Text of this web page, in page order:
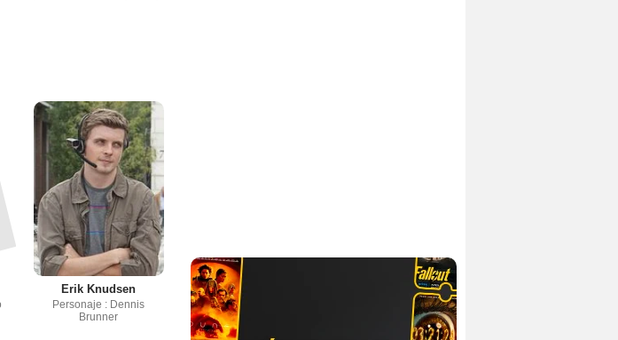
Erik Knudsen
Personaje : Dennis
Brunner